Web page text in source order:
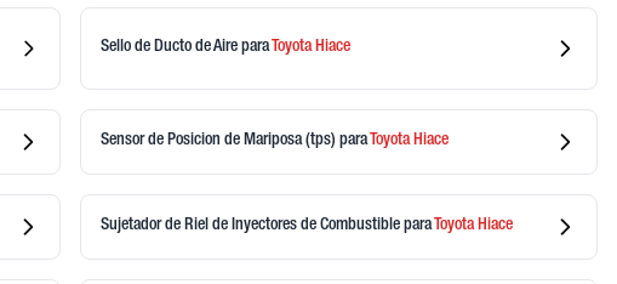
Sello de Ducto de Aire para ToyotaHiace
Sensor de Posicion de Mariposa (tps) para ToyotaHiace
Sujetador de Riel de Inyectores de Combustible para ToyotaHiace